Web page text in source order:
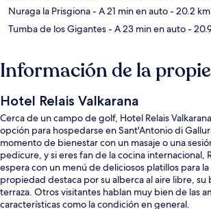
Nuraga la Prisgiona- A 21 min en auto- 20.2 km
Tumba de los Gigantes- A 23 min en auto-
Información de la
Hotel Relais Valkarana
Cerca de un campo de golf, Hotel Relais
opción para hospedarse en Sant'Antonio di
momento de bienestar con un masaje o una
pedicure, y si eres fan de la cocina internacional,
espera con un menú de deliciosos platillos para la
propiedad destaca por su alberca al aire libre, su
terraza. Otros visitantes hablan muy bien de las
características como la condición en general.